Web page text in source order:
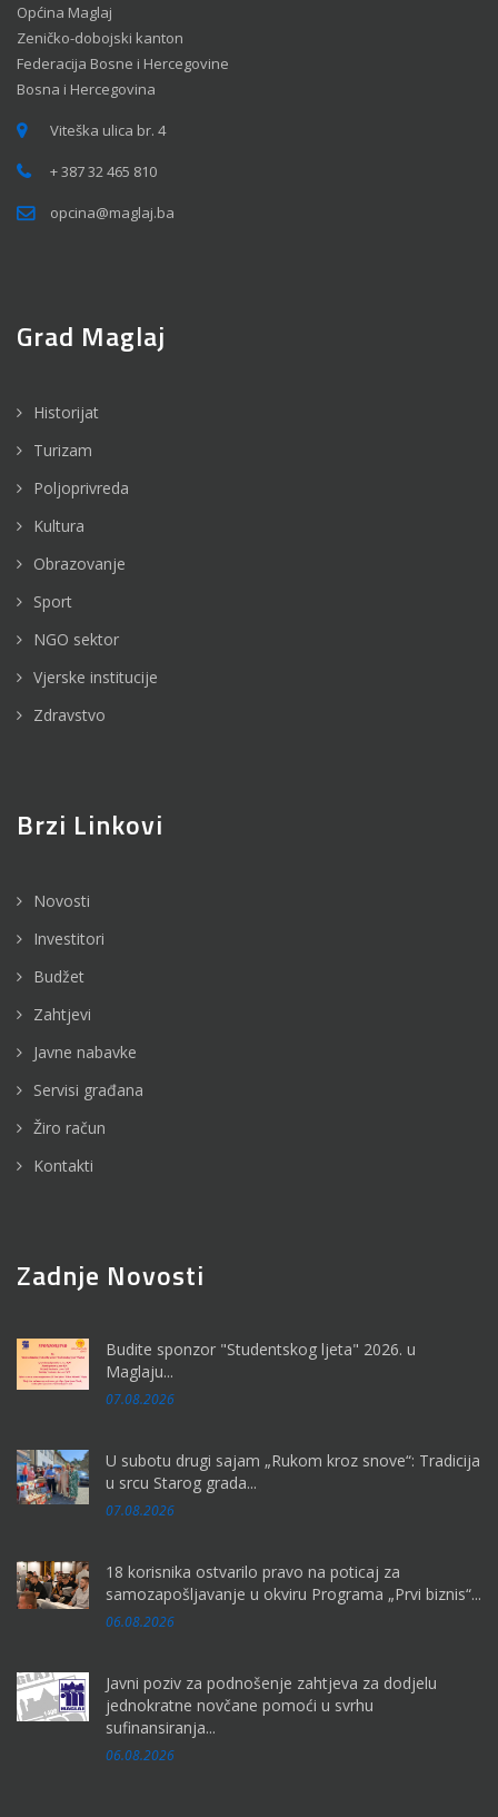
Općina Maglaj
Zeničko-dobojski kanton
Federacija Bosne i Hercegovine
Bosna i Hercegovina
Viteška ulica br. 4
+ 387 32 465 810
opcina@maglaj.ba
Grad Maglaj
Historijat
Turizam
Poljoprivreda
Kultura
Obrazovanje
Sport
NGO sektor
Vjerske institucije
Zdravstvo
Brzi Linkovi
Novosti
Investitori
Budžet
Zahtjevi
Javne nabavke
Servisi građana
Žiro račun
Kontakti
Zadnje Novosti
Budite sponzor "Studentskog ljeta" 2026. u
Maglaju...
07.08.2026
U subotu drugi sajam „Rukom kroz snove“: Tradicija
u srcu Starog grada...
07.08.2026
18 korisnika ostvarilo pravo na poticaj za
samozapošljavanje u okviru Programa „Prvi biznis“...
06.08.2026
Javni poziv za podnošenje zahtjeva za dodjelu
jednokratne novčane pomoći u svrhu
sufinansiranja...
06.08.2026